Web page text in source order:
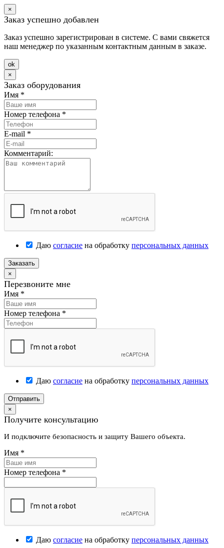
×
Заказ успешно добавлен
Заказ успешно зарегистрирован в системе. С вами свяжется
наш менеджер по указанным контактным данным в заказе.
оk
×
Заказ оборудования
Имя *
Номер телефона *
E-mail *
Комментарий:
Даю согласие на обработку персональных данных
Заказать
×
Перезвоните мне
Имя *
Номер телефона *
Даю согласие на обработку персональных данных
Отправить
×
Получите консультацию
И подключите безопасность и защиту Вашего объекта.
Имя *
Номер телефона *
Даю согласие на обработку персональных данных